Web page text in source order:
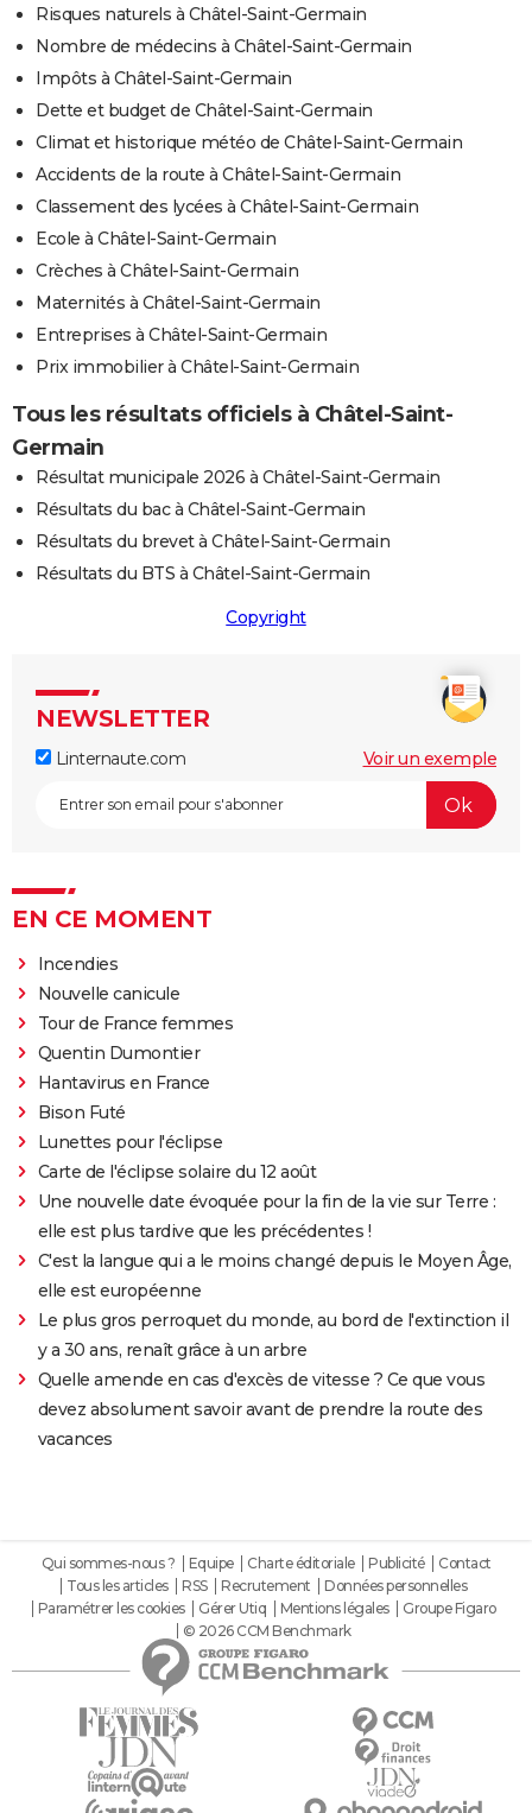
Risques naturels à Châtel-Saint-Germain
Nombre de médecins à Châtel-Saint-Germain
Impôts à Châtel-Saint-Germain
Dette et budget de Châtel-Saint-Germain
Climat et historique météo de Châtel-Saint-Germain
Accidents de la route à Châtel-Saint-Germain
Classement des lycées à Châtel-Saint-Germain
Ecole à Châtel-Saint-Germain
Crèches à Châtel-Saint-Germain
Maternités à Châtel-Saint-Germain
Entreprises à Châtel-Saint-Germain
Prix immobilier à Châtel-Saint-Germain
Tous les résultats officiels à Châtel-Saint-
Germain
Résultat municipale 2026 à Châtel-Saint-Germain
Résultats du bac à Châtel-Saint-Germain
Résultats du brevet à Châtel-Saint-Germain
Résultats du BTS à Châtel-Saint-Germain
Copyright
NEWSLETTER
Linternaute.com Voir un exemple
EN CE MOMENT
Incendies
Nouvelle canicule
Tour de France femmes
Quentin Dumontier
Hantavirus en France
Bison Futé
Lunettes pour l'éclipse
Carte de l'éclipse solaire du 12 août
Une nouvelle date évoquée pour la fin de la vie sur Terre :
elle est plus tardive que les précédentes !
C'est la langue qui a le moins changé depuis le Moyen Âge,
elle est européenne
Le plus gros perroquet du monde, au bord de l'extinction il
y a 30 ans, renaît grâce à un arbre
Quelle amende en cas d'excès de vitesse ? Ce que vous
devez absolument savoir avant de prendre la route des
vacances
Qui sommes-nous ? Equipe Charte éditoriale Publicité
Contact
Tous les articles
RSS Recrutement
Données personnelles
Paramétrer les cookies
Gérer Utiq Mentions légales
Groupe Figaro
© 2026 CCM Benchmark